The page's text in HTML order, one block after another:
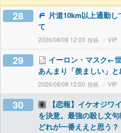
28
片道10km以上通勤し
て
2026/08/08 12:03 VIP
29
イーロン・マスク←
あんまり「羨ましい」
2026/08/08 12:00 VIP
30
【恋報】イケオジワ
を決意。最強の殺し文
どれが一番ええと思う？